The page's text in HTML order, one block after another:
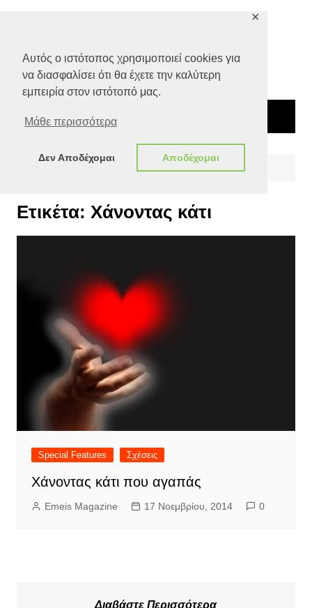
Αυτός ο ιστότοπος χρησιμοποιεί cookies για
να διασφαλίσει ότι θα έχετε την καλύτερη
εμπειρία στον ιστότοπό μας.
Μάθε περισσότερα
Δεν Αποδέχομαι Αποδέχομαι
✕
Χάνοντας κάτι
Ετικέτα: Χάνοντας κάτι
Special Features Σχέσεις
Χάνοντας κάτι που αγαπάς
Emeis Magazine 17 Νοεμβρίου, 2014 0
Διαβάστε Περισσότερα